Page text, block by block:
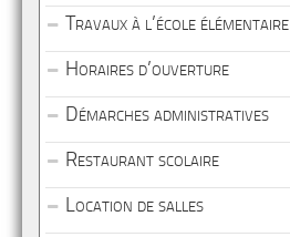
Travaux à l’école élémentaire
Horaires d’ouverture
Démarches administratives
Restaurant scolaire
Location de salles